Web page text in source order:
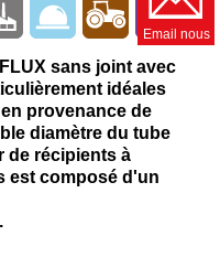
Email nous
sans joint avec
idéales
provenance de
diamètre du tube
de récipients à
est composé d'un